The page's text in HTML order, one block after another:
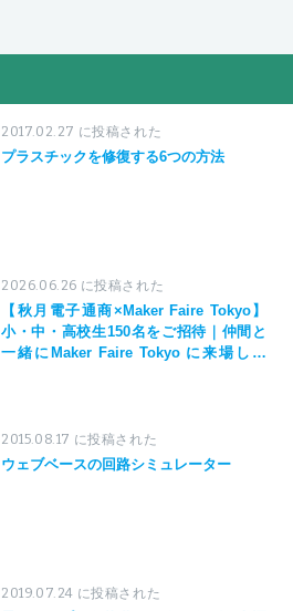
2017.02.27 に投稿された
プラスチックを修復する6つの方法
2026.06.26 に投稿された
【秋月電子通商×Maker Faire Tokyo】
小・中・高校生150名をご招待｜仲間と
一緒にMaker Faire Tokyo に来場しよ
2015.08.17 に投稿された
ウェブベースの回路シミュレーター
2019.07.24 に投稿された